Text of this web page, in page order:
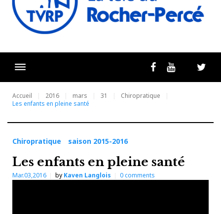
FacebookYoutubeLivestream
Accueil 2016 mars 31
Chiropratique
Les enfants en pleine santé
Chiropratique saison 2015-2016
Les enfants en pleine santé
Mar.03,2016 by Kaven Langlois 0comments